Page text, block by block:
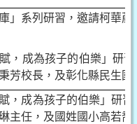
」系列研習，邀請柯華
，成為孩子的伯樂」研習
芳校長，及彰化縣民生
，成為孩子的伯樂」研習
主任，及國姓國小高若喬